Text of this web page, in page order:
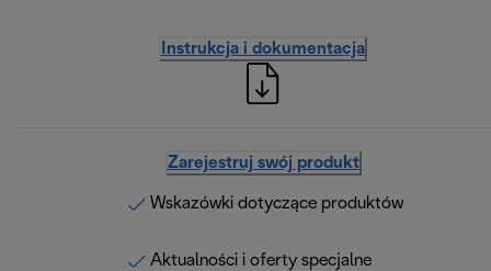
Instrukcja i dokumentacja
Zarejestruj swój produkt
Wskazówki dotyczące produktów
Aktualności i oferty specjalne